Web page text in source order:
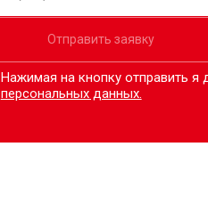
Отправить заявку
Нажимая на кнопку отправить я
персональных данных.